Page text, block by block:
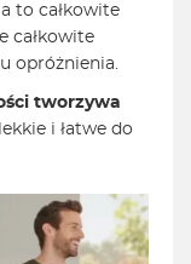
to całkowite
całkowite
opróżnienia.
tworzywa
i łatwe do